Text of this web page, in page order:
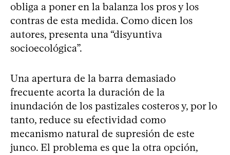
obliga a poner en la balanza los pros y los
contras de esta medida. Como dicen los
autores, presenta una “disyuntiva
socioecológica”.
Una apertura de la barra demasiado
frecuente acorta la duración de la
inundación de los pastizales costeros y, por lo
tanto, reduce su efectividad como
mecanismo natural de supresión de este
junco. El problema es que la otra opción,